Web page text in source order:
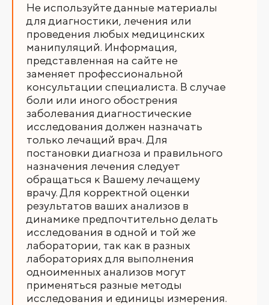
Не используйте данные материалы
для диагностики, лечения или
проведения любых медицинских
манипуляций. Информация,
представленная на сайте не
заменяет профессиональной
консультации специалиста. В случае
боли или иного обострения
заболевания диагностические
исследования должен назначать
только лечащий врач. Для
постановки диагноза и правильного
назначения лечения следует
обращаться к Вашему лечащему
врачу. Для корректной оценки
результатов ваших анализов в
динамике предпочтительно делать
исследования в одной и той же
лаборатории, так как в разных
лабораториях для выполнения
одноименных анализов могут
применяться разные методы
исследования и единицы измерения.